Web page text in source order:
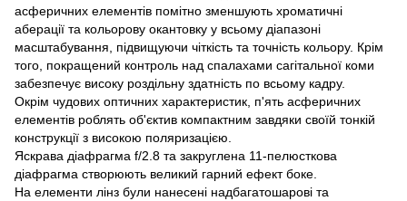
асферичних елементів помітно зменшують хроматичні
аберації та кольорову окантовку у всьому діапазоні
масштабування, підвищуючи чіткість та точність кольору. Крім
того, покращений контроль над спалахами сагітальної коми
забезпечує високу роздільну здатність по всьому кадру.
Окрім чудових оптичних характеристик, п'ять асферичних
елементів роблять об'єктив компактним завдяки своїй тонкій
конструкції з високою поляризацією.
Яскрава діафрагма f/2.8 та закруглена 11-пелюсткова
діафрагма створюють великий гарний ефект боке.
На елементи лінз були нанесені надбагатошарові та